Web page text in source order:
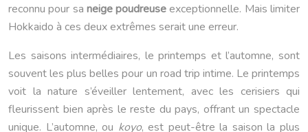
reconnu pour sa neige poudreuse exceptionnelle. Mais limiter
Hokkaido à ces deux extrêmes serait une erreur.
Les saisons intermédiaires, le printemps et l’automne, sont
souvent les plus belles pour un road trip intime. Le printemps
voit la nature s’éveiller lentement, avec les cerisiers qui
fleurissent bien après le reste du pays, offrant un spectacle
unique. L’automne, ou koyo, est peut-être la saison la plus